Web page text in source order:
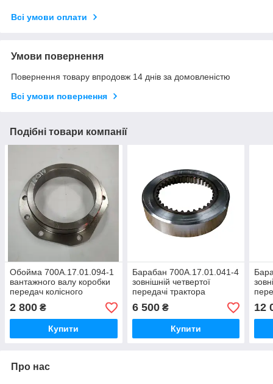
Всі умови оплати
Умови повернення
Повернення товару впродовж 14 днів за домовленістю
Всі умови повернення
Подібні товари компанії
Обойма 700А.17.01.094-1
вантажного валу коробки
передач колісного
трактора Кіровець До
700,ДО 700А,К 701,ДО
744
2 800 ₴
Купити
Барабан 700А.17.01.041-4
зовнішній четвертої
передачі трактора
Кіровець До 700,ДО
700А,К 701
6 500₴
Купити
12
Про нас